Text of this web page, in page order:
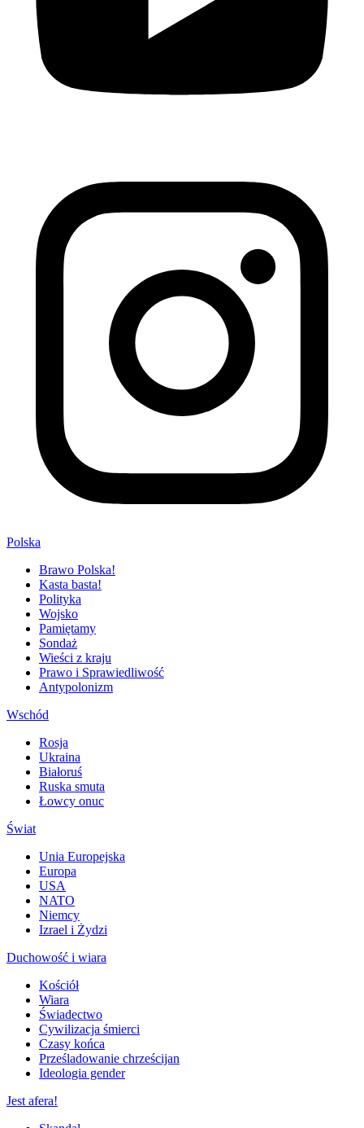
Polska
Brawo Polska!
Kasta basta!
Polityka
Wojsko
Pamiętamy
Sondaż
Wieści z kraju
Prawo i Sprawiedliwość
Antypolonizm
Wschód
Rosja
Ukraina
Białoruś
Ruska smuta
Łowcy onuc
Świat
Unia Europejska
Europa
USA
NATO
Niemcy
Izrael i Żydzi
Duchowość i wiara
Kościół
Wiara
Świadectwo
Cywilizacja śmierci
Czasy końca
Prześladowanie chrześcijan
Ideologia gender
Jest afera!